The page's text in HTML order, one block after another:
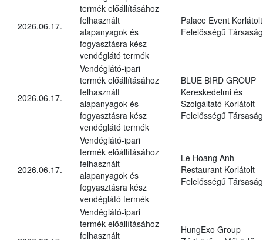
2026.06.17.
termék előállításához
felhasznált
alapanyagok és
fogyasztásra kész
vendéglátó termék
Palace Event Korlátolt
Felelősségű Társaság
2026.06.17.
Vendéglátó-ipari
termék előállításához
felhasznált
alapanyagok és
fogyasztásra kész
vendéglátó termék
BLUE BIRD GROUP
Kereskedelmi és
Szolgáltató Korlátolt
Felelősségű Társaság
2026.06.17.
Vendéglátó-ipari
termék előállításához
felhasznált
alapanyagok és
fogyasztásra kész
vendéglátó termék
Le Hoang Anh
Restaurant Korlátolt
Felelősségű Társaság
Vendéglátó-ipari
termék előállításához
felhasznált
HungExo Group